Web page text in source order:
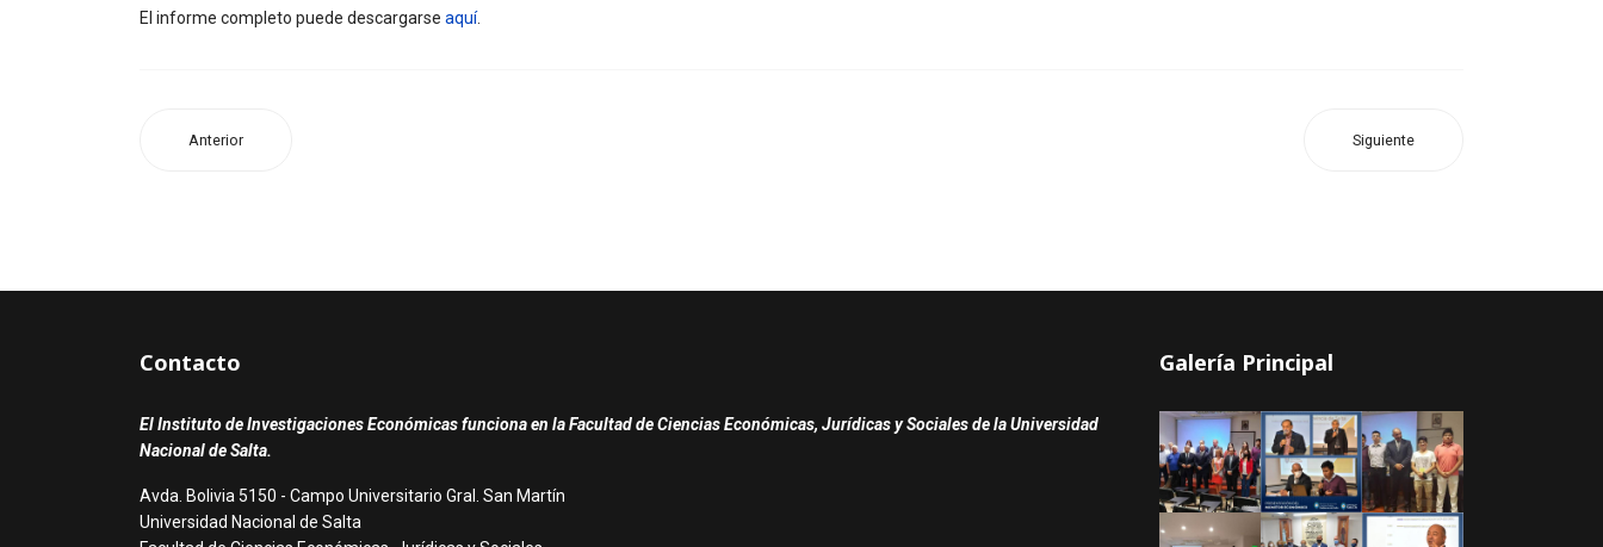
El informe completo puede descargarse aquí.
Anterior Siguiente
Contacto
El Instituto de Investigaciones Económicas funciona en la Facultad de Ciencias Económicas, Jurídicas y Sociales de la Universidad
Nacional de Salta.
Avda. Bolivia 5150 - Campo Universitario Gral. San Martín
Universidad Nacional de Salta
Galería Principal